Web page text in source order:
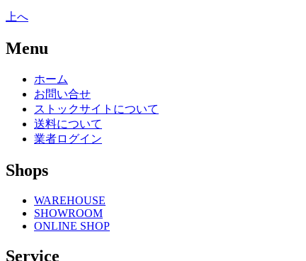
上へ
Menu
ホーム
お問い合せ
ストックサイトについて
送料について
業者ログイン
Shops
WAREHOUSE
SHOWROOM
ONLINE SHOP
Service